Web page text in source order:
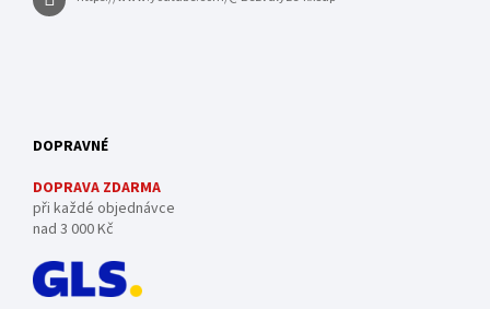
DOPRAVNÉ
DOPRAVA ZDARMA
při každé objednávce
nad 3 000 Kč